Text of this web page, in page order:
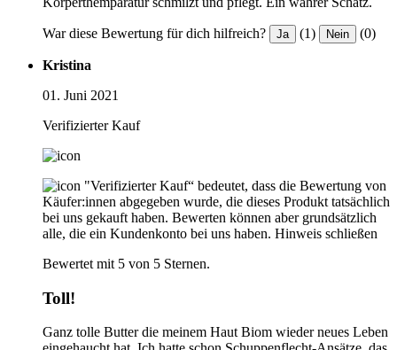
War diese Bewertung für dich hilfreich? Ja (1) Nein (0)
Kristina
01. Juni 2021
Verifizierter Kauf
"Verifizierter Kauf“ bedeutet, dass die Bewertung von
Käufer:innen abgegeben wurde, die dieses Produkt tatsächlich
bei uns gekauft haben. Bewerten können aber grundsätzlich
alle, die ein Kundenkonto bei uns haben. Hinweis schließen
Bewertet mit 5 von 5 Sternen.
Toll!
Ganz tolle Butter die meinem Haut Biom wieder neues Leben